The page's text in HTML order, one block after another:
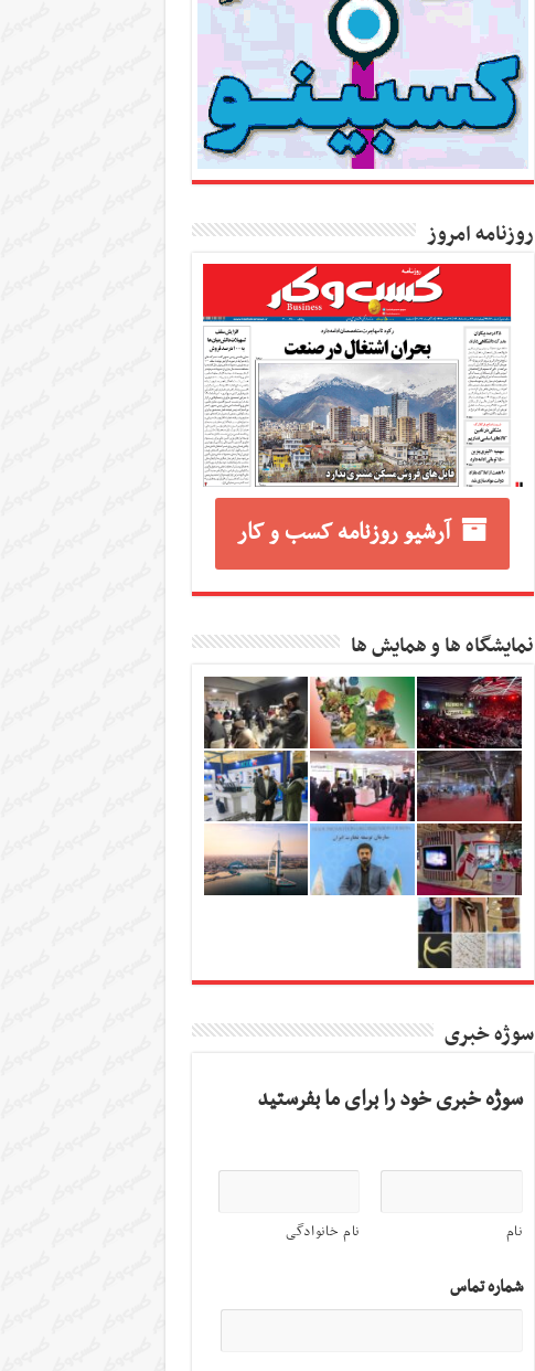
روزنامه امروز
آرشیو روزنامه کسب و کار
نمایشگاه ها و همایش ها
سوژه خبری
سوژه خبری خود را برای ما بفرستید
نام نام خانوادگی
شماره تماس